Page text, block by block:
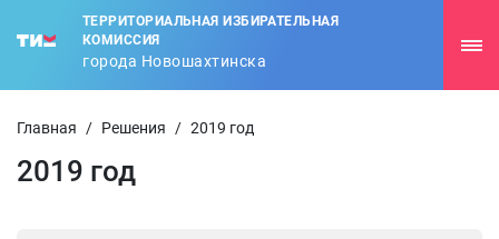
ТЕРРИТОРИАЛЬНАЯ ИЗБИРАТЕЛЬНАЯ
КОМИССИЯ
города Новошахтинска
Главная / Решения / 2019 год
2019 год